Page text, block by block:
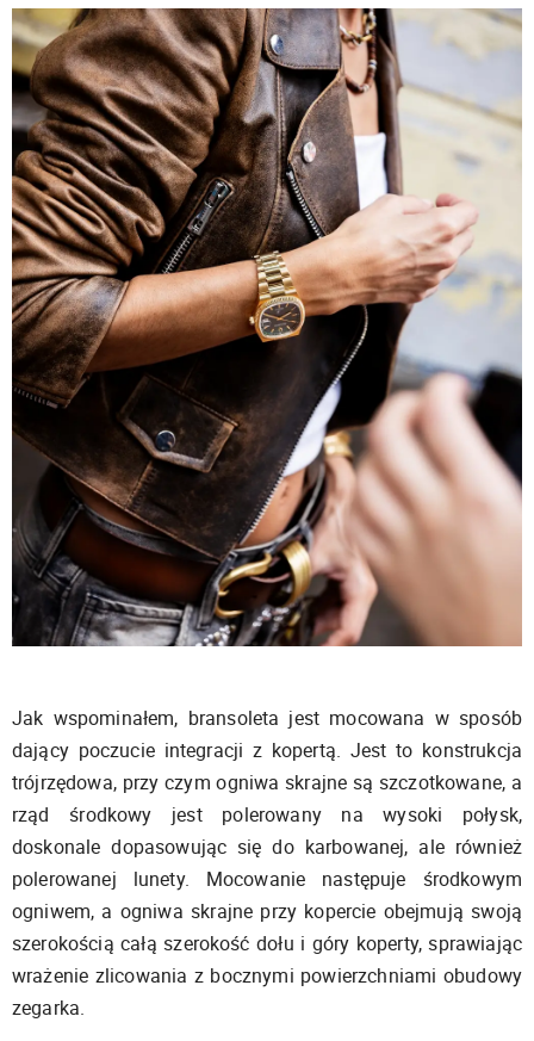
Jak wspominałem, bransoleta jest mocowana w sposób
dający poczucie integracji z kopertą. Jest to konstrukcja
trójrzędowa, przy czym ogniwa skrajne są szczotkowane, a
rząd środkowy jest polerowany na wysoki połysk,
doskonale dopasowując się do karbowanej, ale również
polerowanej lunety. Mocowanie następuje środkowym
ogniwem, a ogniwa skrajne przy kopercie obejmują swoją
szerokością całą szerokość dołu i góry koperty, sprawiając
wrażenie zlicowania z bocznymi powierzchniami obudowy
zegarka.